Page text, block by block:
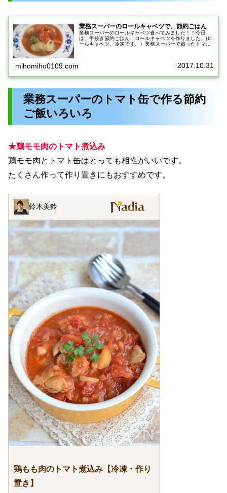
業務スーパーのロールキャベツで、節約ごはん
業務スーパーのロールキャベツ食べてみました！！今日
は、手抜き節約ごはん、ロールキャベツを作りました。(ロ
ールキャベツ、冷凍です。）業務スーパーで買ったトマト
mihomiho0109.com 2017.10.31
業務スーパーのトマト缶で作る節約
ご飯いろいろ
★鶏モモ肉のトマト煮込み
鶏モモ肉とトマト缶はとっても相性がいいです。
たくさん作って作り置きにもおすすめです。
鈴木美鈴
鶏もも肉のトマト煮込み【冷凍・作り
置き】